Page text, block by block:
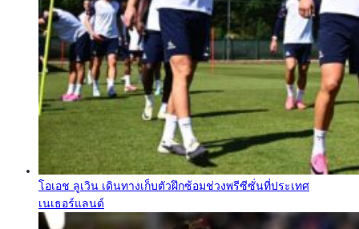
โอเอช ลูเวิน เดินทางเก็บตัวฝึกซ้อมช่วงพรีซีซั่นที่ประเทศ
เนเธอร์แลนด์